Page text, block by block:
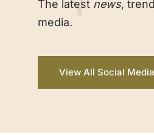
The latest news,
media.
View All Social